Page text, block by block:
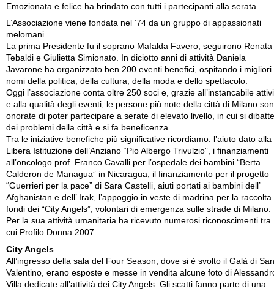
Emozionata e felice ha brindato con tutti i partecipanti alla serata.
L’Associazione viene fondata nel ‘74 da un gruppo di appassionati
melomani.
La prima Presidente fu il soprano Mafalda Favero, seguirono Renata
Tebaldi e Giulietta Simionato. In diciotto anni di attività Daniela
Javarone ha organizzato ben 200 eventi benefici, ospitando i migliori
nomi della politica, della cultura, della moda e dello spettacolo.
Oggi l’associazione conta oltre 250 soci e, grazie all’instancabile
e alla qualità degli eventi, le persone più note della città di Milano
onorate di poter partecipare a serate di elevato livello, in cui si dibatte
dei problemi della città e si fa beneficenza.
Tra le iniziative benefiche più significative ricordiamo: l’aiuto dato alla
Libera Istituzione dell’Anziano “Pio Albergo Trivulzio”, i finanziamenti
all’oncologo prof. Franco Cavalli per l’ospedale dei bambini “Berta
Calderon de Managua” in Nicaragua, il finanziamento per il progetto
“Guerrieri per la pace” di Sara Castelli, aiuti portati ai bambini dell’
Afghanistan e dell’ Irak, l’appoggio in veste di madrina per la raccolta
fondi dei “City Angels”, volontari di emergenza sulle strade di Milano.
Per la sua attività umanitaria ha ricevuto numerosi riconoscimenti tra
cui Profilo Donna 2007.
City Angels
All’ingresso della sala del Four Season, dove si è svolto il Galà di San
Valentino, erano esposte e messe in vendita alcune foto di
Villa dedicate all’attività dei City Angels. Gli scatti fanno parte di una